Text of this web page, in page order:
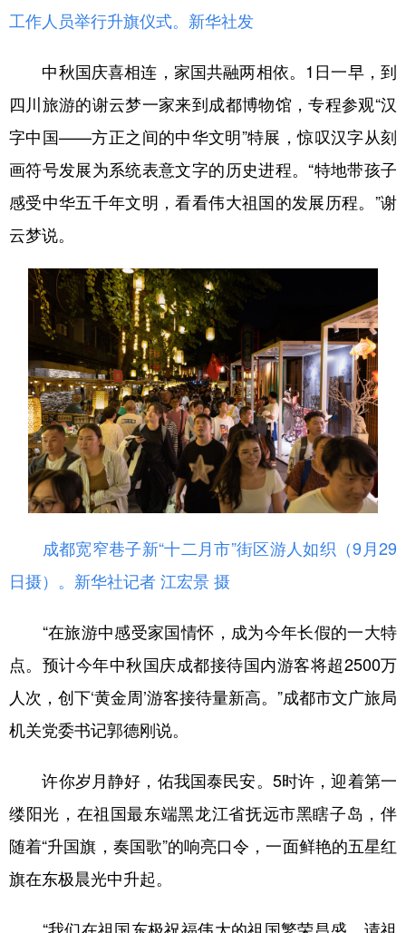
工作人员举行升旗仪式。 新华社发
中秋国庆喜相连，家国共融两相依。1日一早，到
四川旅游的谢云梦一家来到成都博物馆，专程参观“汉
字中国——方正之间的中华文明”特展，惊叹汉字从刻
画符号发展为系统表意文字的历史进程。“特地带孩子
感受中华五千年文明，看看伟大祖国的发展历程。”谢
云梦说。
成都宽窄巷子新“十二月市”街区游人如织（9月29
日摄）。 新华社记者 江宏景 摄
“在旅游中感受家国情怀，成为今年长假的一大特
点。预计今年中秋国庆成都接待国内游客将超2500万
人次，创下‘黄金周’游客接待量新高。”成都市文广旅局
机关党委书记郭德刚说。
许你岁月静好，佑我国泰民安。5时许，迎着第一
缕阳光，在祖国最东端黑龙江省抚远市黑瞎子岛，伴
随着“升国旗，奏国歌”的响亮口令，一面鲜艳的五星红
旗在东极晨光中升起。
“我们在祖国东极祝福伟大的祖国繁荣昌盛，请祖